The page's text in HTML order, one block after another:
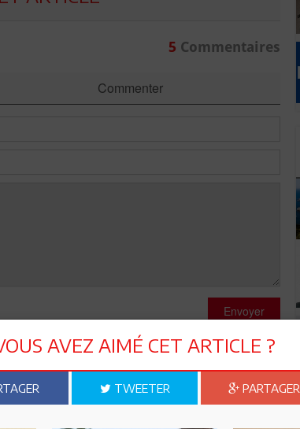
5 Commentaires
Commenter
Envoyer
AVEZ AIMÉ CET ARTICLE ?
TWEETER PARTAGER